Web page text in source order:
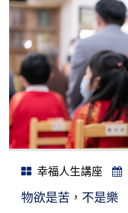
幸福人生講座
物欲是苦，不是樂